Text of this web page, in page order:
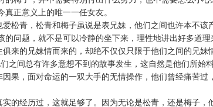
正意义上的唯一一任女友。
松青，松青和梅子虽说是表兄妹，他们之间也许本不该
的问题，就不是可以冷静的坐下来，理性地讲出好多道理
来的兄妹情而来的，却绝不仅仅只限于他们之间的兄妹
之间总有许多意想不到的故事发生，这自然是他们所始料
因果，面对命运的一双大手的无情操作，他们曾经痛苦
的经历过，这就足够了。因为无论是松青，还是梅子，